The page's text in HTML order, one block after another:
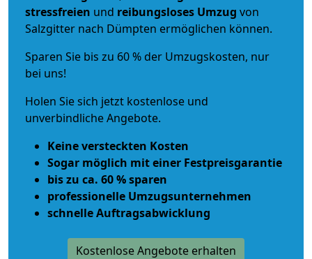
stressfreien und reibungsloses Umzug von
Salzgitter nach Dümpten ermöglichen können.
Sparen Sie bis zu 60 % der Umzugskosten, nur
bei uns!
Holen Sie sich jetzt kostenlose und
unverbindliche Angebote.
Keine versteckten Kosten
Sogar möglich mit einer Festpreisgarantie
bis zu ca. 60 % sparen
professionelle Umzugsunternehmen
schnelle Auftragsabwicklung
Kostenlose Angebote erhalten